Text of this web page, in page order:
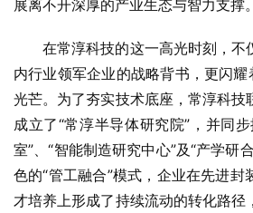
展离不开深厚的产业生态与智力支撑。
在常淳科技的这一高光时刻，不
内行业领军企业的战略背书，更闪耀
光芒。为了夯实技术底座，常淳科技
成立了“常淳半导体研究院”，并同
室”、“智能制造研究中心”及“产学研
色的“管工融合”模式，企业在先进封
才培养上形成了持续流动的转化路径